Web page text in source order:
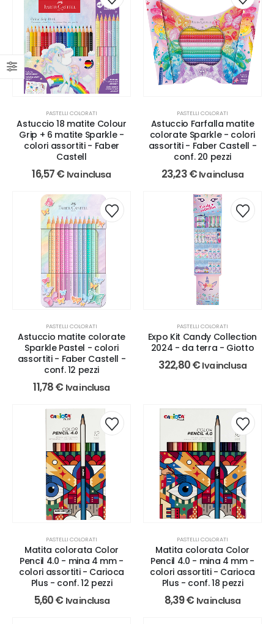
PASTELLI COLORATI
Astuccio 18 matite Colour
Grip + 6 matite Sparkle -
colori assortiti - Faber
Castell
16,57€ Iva inclusa
PASTELLI COLORATI
Astuccio Farfalla matite
colorate Sparkle - colori
assortiti - Faber Castell -
conf. 20 pezzi
23,23€ Iva inclusa
PASTELLI COLORATI
Astuccio matite colorate
Sparkle Pastel - colori
assortiti - Faber Castell -
conf. 12 pezzi
11,78€ Iva inclusa
PASTELLI COLORATI
Expo Kit Candy Collection
2024 - da terra - Giotto
322,80€ Iva inclusa
PASTELLI COLORATI
Matita colorata Color
Pencil 4.0 - mina 4 mm -
colori assortiti - Carioca
Plus - conf. 12 pezzi
5,60€ Iva inclusa
PASTELLI COLORATI
Matita colorata Color
Pencil 4.0 - mina 4 mm -
colori assortiti - Carioca
Plus - conf. 18 pezzi
8,39€ Iva inclusa